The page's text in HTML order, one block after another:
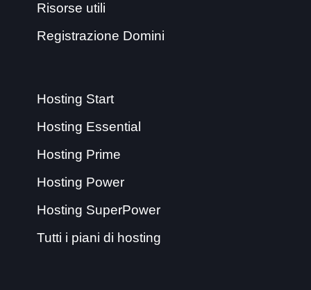
Risorse utili
Registrazione Domini
Hosting Start
Hosting Essential
Hosting Prime
Hosting Power
Hosting SuperPower
Tutti i piani di hosting